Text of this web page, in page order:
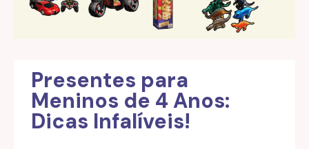
Presentes para
Meninos de 4 Anos:
Dicas Infalíveis!